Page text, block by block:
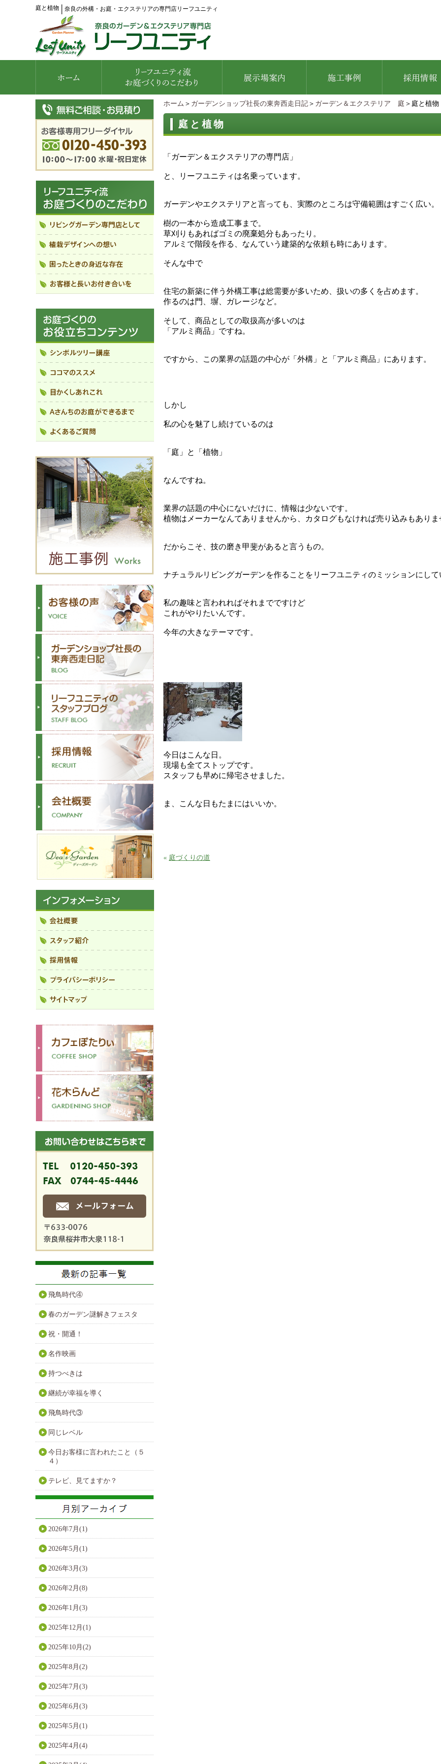
庭と植物 奈良の外構・お庭・エクステリアの専門店リーフユニティ
ホーム ＞ ガーデンショップ社長の東奔西走日記 ＞ ガーデン＆エクステリア 庭 ＞庭と植物
庭と植物
「ガーデン＆エクステリアの専門店」
と、リーフユニティは名乗っています。
ガーデンやエクステリアと言っても、実際のところは守備範囲はすごく広い。
樹の一本から造成工事まで。
草刈りもあればゴミの廃棄処分もあったり。
アルミで階段を作る、なんていう建築的な依頼も時にあります。
そんな中で
住宅の新築に伴う外構工事は総需要が多いため、扱いの多くを占めます。
作るのは門、塀、ガレージなど。
そして、商品としての取扱高が多いのは
「アルミ商品」ですね。
ですから、この業界の話題の中心が「外構」と「アルミ商品」にあります。
しかし
私の心を魅了し続けているのは
「庭」と「植物」
なんですね。
業界の話題の中心にないだけに、情報は少ないです。
植物はメーカーなんてありませんから、カタログもなければ売り込みもありま
だからこそ、技の磨き甲斐があると言うもの。
ナチュラルリビングガーデンを作ることをリーフユニティのミッションにして
私の趣味と言われればそれまでですけど
これがやりたいんです。
今年の大きなテーマです。
今日はこんな日。
現場も全てストップです。
スタッフも早めに帰宅させました。
ま、こんな日もたまにはいいか。
« 庭づくりの道
飛鳥時代④
春のガーデン謎解きフェスタ
祝・開通！
名作映画
持つべきは
継続が幸福を導く
飛鳥時代③
同じレベル
今日お客様に言われたこと（５
４）
テレビ、見てますか？
2026年7月(1)
2026年5月(1)
2026年3月(3)
2026年2月(8)
2026年1月(3)
2025年12月(1)
2025年10月(2)
2025年8月(2)
2025年7月(3)
2025年6月(3)
2025年5月(1)
2025年4月(4)